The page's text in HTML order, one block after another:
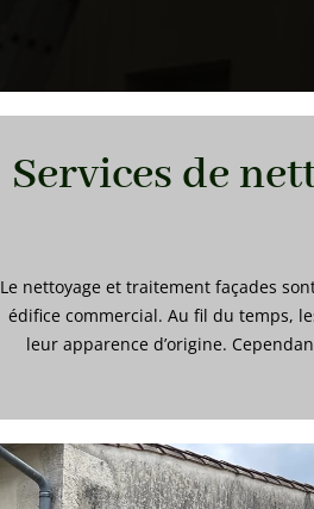
Services de
Le nettoyage et traitement façades
édifice commercial. Au fil du temps,
leur apparence d’origine.